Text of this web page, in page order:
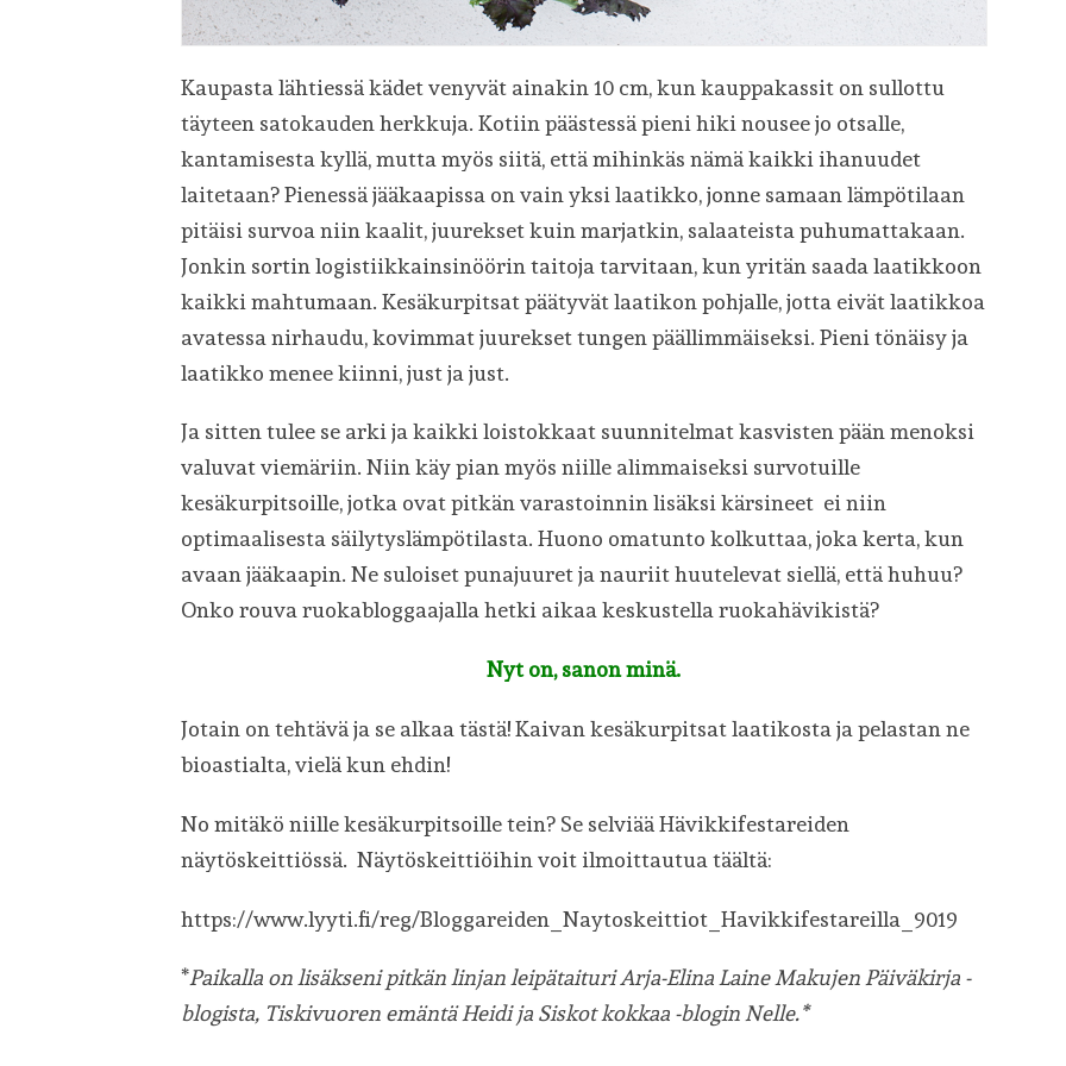
Kaupasta lähtiessä kädet venyvät ainakin 10 cm, kun kauppakassit on sullottu
täyteen satokauden herkkuja. Kotiin päästessä pieni hiki nousee jo otsalle,
kantamisesta kyllä, mutta myös siitä, että mihinkäs nämä kaikki ihanuudet
laitetaan? Pienessä jääkaapissa on vain yksi laatikko, jonne samaan lämpötilaan
pitäisi survoa niin kaalit, juurekset kuin marjatkin, salaateista puhumattakaan.
Jonkin sortin logistiikkainsinöörin taitoja tarvitaan, kun yritän saada laatikkoon
kaikki mahtumaan. Kesäkurpitsat päätyvät laatikon pohjalle, jotta eivät laatikkoa
avatessa nirhaudu, kovimmat juurekset tungen päällimmäiseksi. Pieni tönäisy ja
laatikko menee kiinni, just ja just.
Ja sitten tulee se arki ja kaikki loistokkaat suunnitelmat kasvisten pään menoksi
valuvat viemäriin. Niin käy pian myös niille alimmaiseksi survotuille
kesäkurpitsoille, jotka ovat pitkän varastoinnin lisäksi kärsineet ei niin
optimaalisesta säilytyslämpötilasta. Huono omatunto kolkuttaa, joka kerta, kun
avaan jääkaapin. Ne suloiset punajuuret ja nauriit huutelevat siellä, että huhuu?
Onko rouva ruokabloggaajalla hetki aikaa keskustella ruokahävikistä?
Nyt on, sanon minä.
Jotain on tehtävä ja se alkaa tästä! Kaivan kesäkurpitsat laatikosta ja pelastan ne
bioastialta, vielä kun ehdin!
No mitäkö niille kesäkurpitsoille tein? Se selviää Hävikkifestareiden
näytöskeittiössä. Näytöskeittiöihin voit ilmoittautua täältä:
https://www.lyyti.fi/reg/Bloggareiden_Naytoskeittiot_Havikkifestareilla_9019
*Paikalla on lisäkseni pitkän linjan leipätaituri Arja-Elina Laine Makujen Päiväkirja -
blogista, Tiskivuoren emäntä Heidi ja Siskot kokkaa -blogin Nelle.*